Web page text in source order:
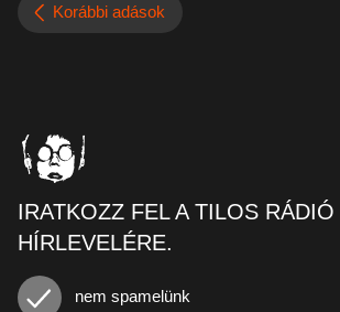
Korábbi adások
IRATKOZZ FEL A TILOS RÁDIÓ
HÍRLEVELÉRE.
nem spamelünk